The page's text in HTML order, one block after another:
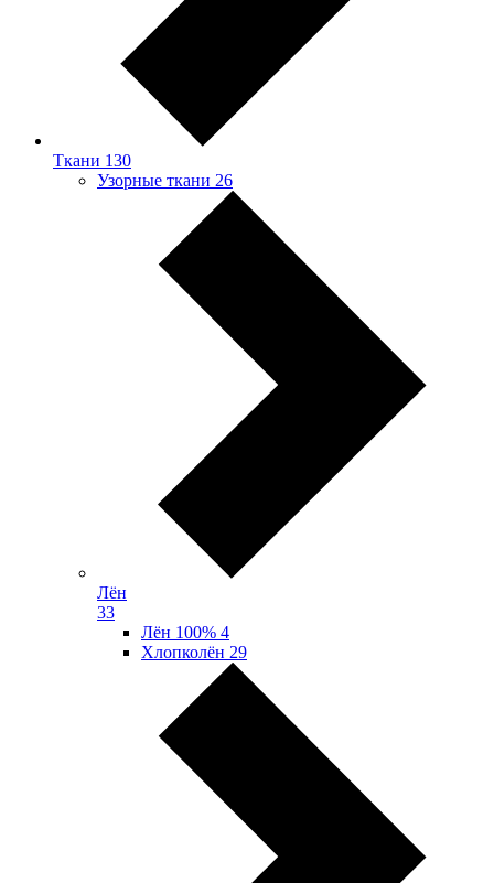
Ткани 130
Узорные ткани 26
Лён
33
Лён 100% 4
Хлопколён 29